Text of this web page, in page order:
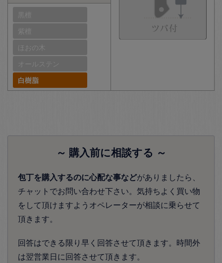
黒檀
紫檀
ほおの木
オールステン
白樹脂
～ 購入前に相談する ～
包丁を購入するのに心配な事などがありましたら、
チャットでお問い合わせ下さい。気持ちよく買い物
をして頂けますようオペレーターが相談に乗らせて
頂きます。
回答はできる限り早く回答させて頂きます。時間外
は翌営業日に回答させて頂きます。